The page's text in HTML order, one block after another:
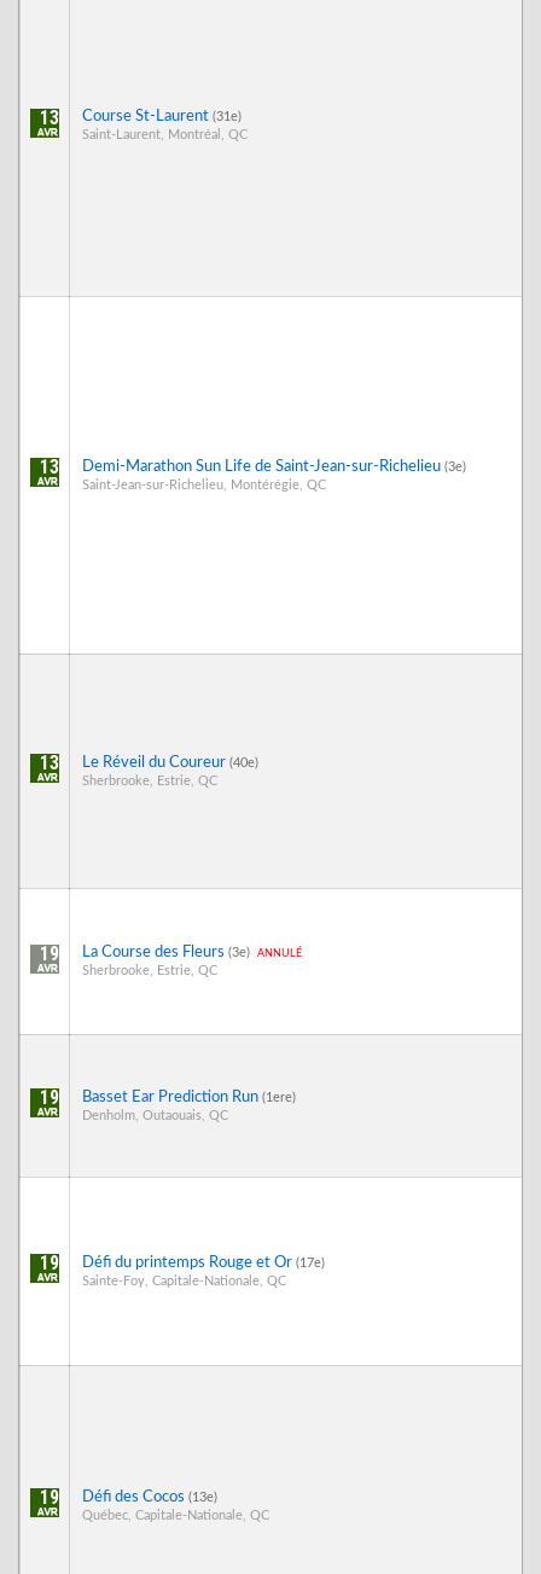
13 Course St-Laurent (31e)
Saint-Laurent, Montréal, QC
13 Demi-Marathon Sun Life de Saint-Jean-sur-Richelieu (3e)
Saint-Jean-sur-Richelieu, Montérégie, QC
13 Le Réveil du Coureur (40e)
Sherbrooke, Estrie, QC
19 La Course des Fleurs (3e) annulé
Sherbrooke, Estrie, QC
19 Basset Ear Prediction Run (1ere)
Denholm, Outaouais, QC
19 Défi du printemps Rouge et Or (17e)
Sainte-Foy, Capitale-Nationale, QC
19 Défi des Cocos (13e)
Québec, Capitale-Nationale, QC